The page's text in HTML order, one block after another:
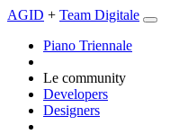
AGID + Team Digitale
Piano Triennale
Le community
Developers
Designers